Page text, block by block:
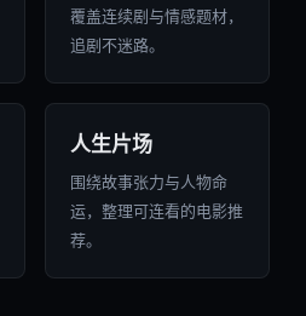
覆盖连续剧与情感题材，
追剧不迷路。
人生片场
围绕故事张力与人物命
运，整理可连看的电影推
荐。